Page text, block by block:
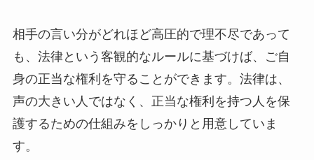
相手の言い分がどれほど高圧的で理不尽であって
も、法律という客観的なルールに基づけば、ご自
身の正当な権利を守ることができます。法律は、
声の大きい人ではなく、正当な権利を持つ人を保
護するための仕組みをしっかりと用意していま
す。